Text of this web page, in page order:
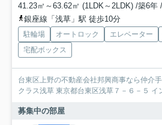
41.23㎡～63.62㎡ (1LDK～2LDK) /築6年
銀座線「浅草」駅 徒歩10分
駐輪場 オートロック エレベーター
宅配ボックス
台東区上野の不動産会社邦興商事なら仲介
クラス浅草 東京都台東区浅草７－６－５ イ
募集中の部屋